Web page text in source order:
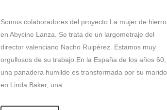
Somos colaboradores del proyecto La mujer de hierro
en Abycine Lanza. Se trata de un largometraje del
director valenciano Nacho Ruipérez. Estamos muy
orgullosos de su trabajo.En la España de los años 60,
una panadera humilde es transformada por su marido
en Linda Baker, una...